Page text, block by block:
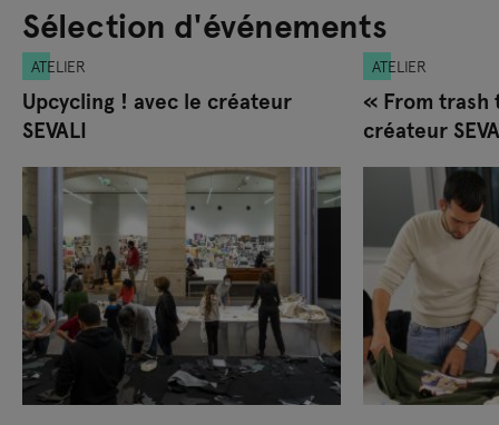
Sélection d'événements
ATELIER
Upcycling ! avec le créateur
SEVALI
ATELIER
« From trash
créateur